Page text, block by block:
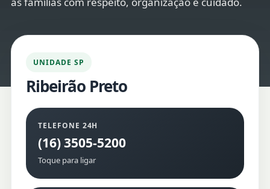
UNIDADE SP
Ribeirão Preto
TELEFONE 24H
(16) 3505-5200
Toque para ligar